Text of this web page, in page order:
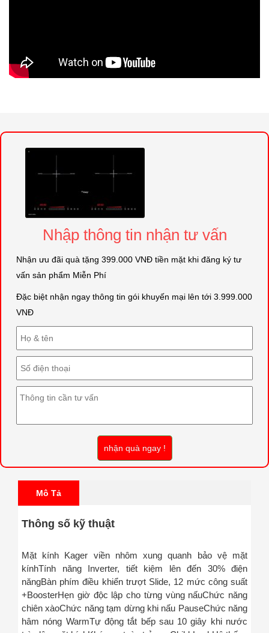
Nhập thông tin nhận tư vấn
Nhận ưu đãi quà tặng 399.000 VNĐ tiền mặt khi đăng ký tư
vấn sản phẩm Miễn Phí
Đặc biệt nhận ngay thông tin gói khuyến mại lên tới 3.999.000
VNĐ
nhận quà ngay !
Mô Tả
Thông số kỹ thuật
Mặt kính Kager viền nhôm xung quanh bảo vệ mặt
kínhTính năng Inverter, tiết kiệm lên đến 30% điện
năngBàn phím điều khiển trượt Slide, 12 mức công suất
+BoosterHẹn giờ độc lập cho từng vùng nấuChức năng
chiên xàoChức năng tạm dừng khi nấu PauseChức năng
hâm nóng WarmTự động tắt bếp sau 10 giây khi nước